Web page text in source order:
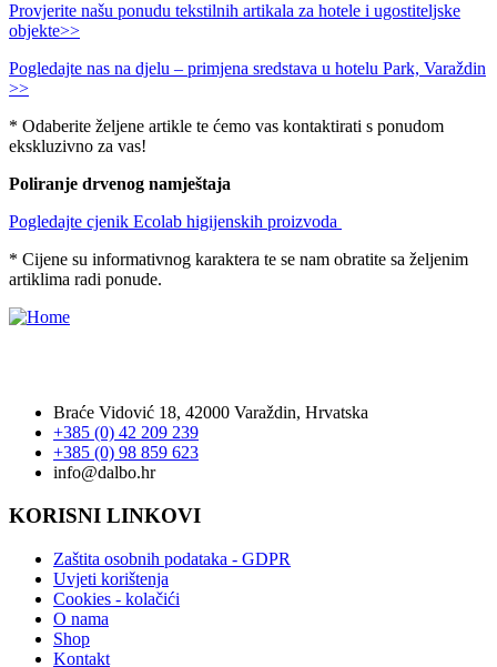
Provjerite našu ponudu tekstilnih artikala za hotele i ugostiteljske
objekte>>
Pogledajte nas na djelu – primjena sredstava u hotelu Park, Varaždin
>>
* Odaberite željene artikle te ćemo vas kontaktirati s ponudom
ekskluzivno za vas!
Poliranje drvenog namještaja
Pogledajte cjenik Ecolab higijenskih proizvoda
* Cijene su informativnog karaktera te se nam obratite sa željenim
artiklima radi ponude.
Braće Vidović 18, 42000 Varaždin, Hrvatska
+385 (0) 42 209 239
+385 (0) 98 859 623
info@dalbo.hr
KORISNI LINKOVI
Zaštita osobnih podataka - GDPR
Uvjeti korištenja
Cookies - kolačići
O nama
Shop
Kontakt